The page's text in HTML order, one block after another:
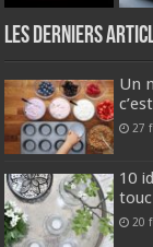
Les derniers
Un
27
10
20